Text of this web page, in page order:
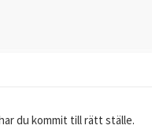
du kommit till rätt ställe.